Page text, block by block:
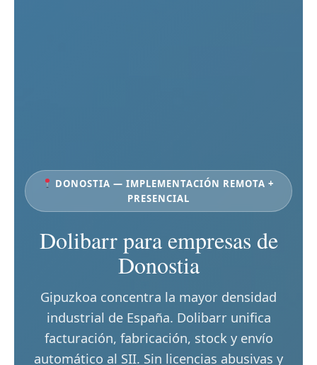
DONOSTIA — IMPLEMENTACIÓN REMOTA +
PRESENCIAL
Dolibarr para empresas de
Donostia
Gipuzkoa concentra la mayor densidad
industrial de España. Dolibarr unifica
facturación, fabricación, stock y envío
automático al SII. Sin licencias abusivas y